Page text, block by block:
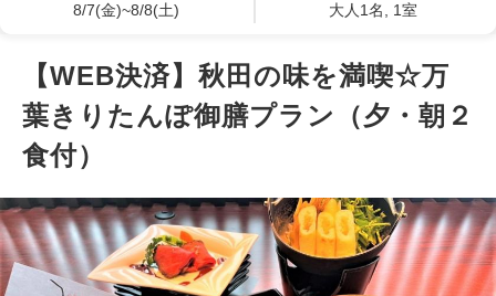
8/7(金)~8/8(土) 大人1名, 1室
【WEB決済】秋田の味を満喫☆万
葉きりたんぽ御膳プラン（夕・朝２
食付）